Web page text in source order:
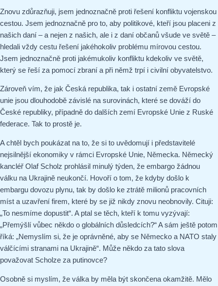
Znovu zdůrazňuji, jsem jednoznačně proti řešení konfliktu vojenskou
cestou. Jsem jednoznačně pro to, aby politikové, kteří jsou placeni z
našich daní – a nejen z našich, ale i z daní občanů všude ve světě –
hledali vždy cestu řešení jakéhokoliv problému mírovou cestou.
Jsem jednoznačně proti jakémukoliv konfliktu kdekoliv ve světě,
který se řeší za pomocí zbraní a při němž trpí i civilní obyvatelstvo.
Zároveň vím, že jak Česká republika, tak i ostatní země Evropské
unie jsou dlouhodobě závislé na surovinách, které se dováží do
České republiky, případně do dalších zemí Evropské Unie z Ruské
federace. Tak to prostě je.
A chtěl bych poukázat na to, že si to uvědomují i představitelé
nejsilnější ekonomiky v rámci Evropské Unie, Německa. Německý
kancléř Olaf Scholz prohlásil minulý týden, že embargo žádnou
válku na Ukrajině neukončí. Hovoří o tom, že kdyby došlo k
embargu dovozu plynu, tak by došlo ke ztrátě milionů pracovních
míst a uzavření firem, které by se již nikdy znovu neobnovily. Cituji:
„To nesmíme dopustit“. A ptal se těch, kteří k tomu vyzývají:
„Přemýšlí vůbec někdo o globálních důsledcích?“ A sám ještě potom
říká: „Nemyslím si, že je oprávněné, aby se Německo a NATO staly
válčícími stranami na Ukrajině“. Může někdo za tato slova
považovat Scholze za putinovce?
Osobně si myslím, že válka by měla být skončena okamžitě. Mělo